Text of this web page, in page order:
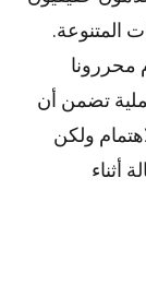
المتنوعة.
محررونا
تضمن أن
ولكن
أثناء